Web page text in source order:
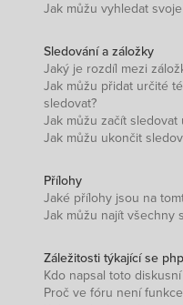
Jak můžu vyhledat
Sledování a záložky
Jaký je rozdíl mezi
Jak můžu přidat určité
sledovat?
Jak můžu začít sledovat
Jak můžu ukončit
Přílohy
Jaké přílohy jsou na
Jak můžu najít všechny
Záležitosti týkající se
Kdo napsal toto diskusní
Proč ve fóru není